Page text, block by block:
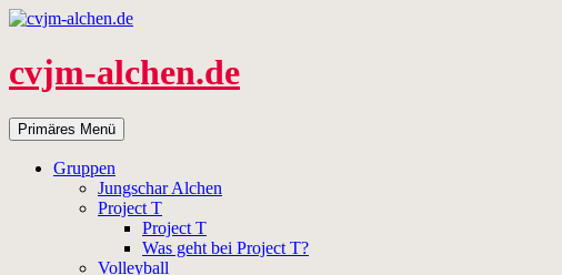
Zum
springen
cvjm-alchen.de
Suchen
Primäres Menü
Gruppen
Jungschar Alchen
Project T
Project T
Was geht bei Project T?
Volleyball